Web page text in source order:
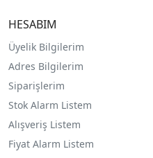
HESABIM
Üyelik Bilgilerim
Adres Bilgilerim
Siparişlerim
Stok Alarm Listem
Alışveriş Listem
Fiyat Alarm Listem